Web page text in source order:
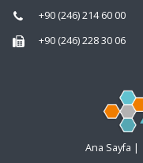
+90 (246) 214 60 00
+90 (246) 228 30 06
Ana Sayfa |